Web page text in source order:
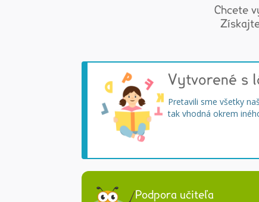
Chcete
Vytvorené s
Pretavili sme všetky
tak vhodná okrem
Podpora učiteľa